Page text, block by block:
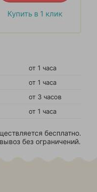
Купить в 1 клик
от 1 часа
от 1 часа
от 3 часов
от 1 часа
бесплатно.
без ограничений.